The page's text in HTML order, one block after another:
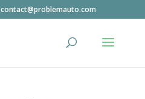
contact@problemauto.com